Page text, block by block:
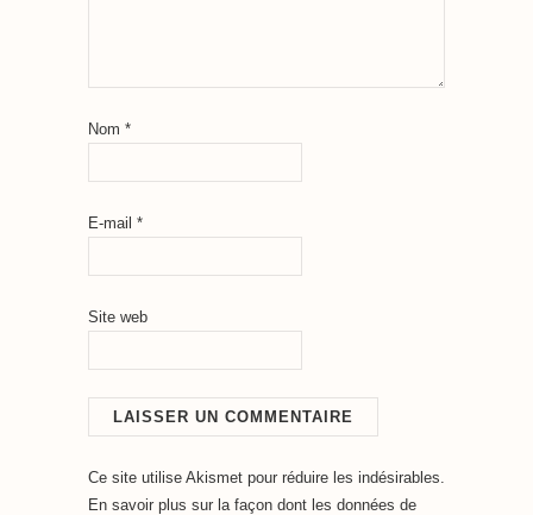
Nom *
E-mail *
Site web
Ce site utilise Akismet pour réduire les indésirables.
En savoir plus sur la façon dont les données de